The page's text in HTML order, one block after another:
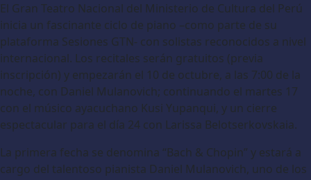
El Gran Teatro Nacional del Ministerio de Cultura del Perú
inicia un fascinante ciclo de piano –como parte de su
plataforma Sesiones GTN- con solistas reconocidos a nivel
internacional. Los recitales serán gratuitos (previa
inscripción) y empezarán el 10 de octubre, a las 7:00 de la
noche, con Daniel Mulanovich; continuando el martes 17
con el músico ayacuchano Kusi Yupanqui, y un cierre
espectacular para el día 24 con Larissa Belotserkovskaia.
La primera fecha se denomina “Bach & Chopin” y estará a
cargo del talentoso pianista Daniel Mulanovich, uno de los